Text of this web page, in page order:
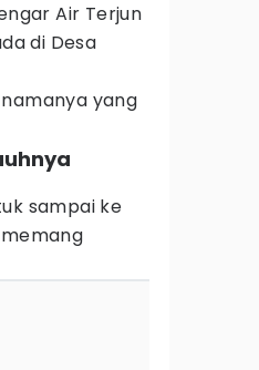
Air Terjun
di Desa
yang
sampai ke